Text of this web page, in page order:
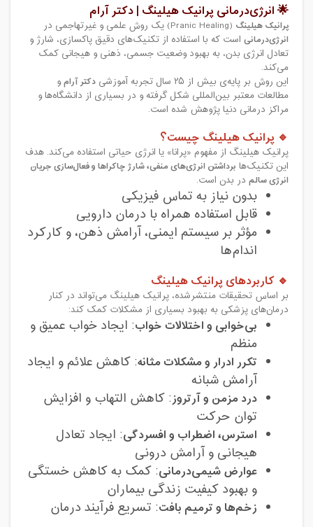
🌟 انرژی‌درمانی پرانیک هیلینگ | دکتر آرام
پرانیک هیلینگ (
Pranic Healing) یک روش علمی و غیرتهاجمی در
انرژی‌درمانی است که با استفاده از تکنیک‌های دقیق پاکسازی، شارژ و
تعادل انرژی بدن، به بهبود وضعیت جسمی، ذهنی و هیجانی کمک
می‌کند.
این روش بر پایه‌ی بیش از ۲۵ سال تجربه آموزشی
دکتر آرامو
مطالعات معتبر بین‌المللی شکل گرفته و در بسیاری از دانشگاه‌ها و
مراکز درمانی دنیا پژوهش شده است.
🔹 پرانیک هیلینگ چیست؟
پرانیک هیلینگ از مفهوم «پرانا» یا انرژی حیاتی استفاده می‌کند. هدف
این تکنیک‌ها برداشتن انرژی‌های منفی، شارژ چاکراها و فعال‌سازی جریان
انرژی سالم در بدن است.
بدون نیاز به تماس فیزیکی
قابل استفاده همراه با درمان دارویی
مؤثر بر سیستم ایمنی، آرامش ذهن، و کارکرد
اندام‌ها
🔹 کاربردهای پرانیک هیلینگ
بر اساس تحقیقات منتشرشده، پرانیک هیلینگ می‌تواند در کنار
درمان‌های پزشکی به بهبود بسیاری از مشکلات کمک کند:
بی‌خوابی و اختلالات خواب: ایجاد خواب عمیق و
منظم
تکرر ادرار و مشکلات مثانه: کاهش علائم و ایجاد
آرامش شبانه
درد مزمن و آرتروز: کاهش التهاب و افزایش
توان حرکت
استرس، اضطراب و افسردگی: ایجاد تعادل
هیجانی و آرامش درونی
عوارض شیمی‌درمانی: کمک به کاهش خستگی
و بهبود کیفیت زندگی بیماران
زخم‌ها و ترمیم بافت: تسریع فرآیند درمان